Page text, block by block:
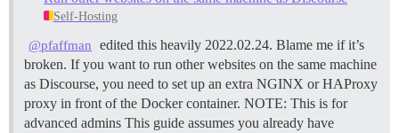
Self-Hosting
@pfaffman
edited this heavily 2022.02.24. Blame me if it’s
broken. If you want to run other websites on the same machine
as Discourse, you need to set up an extra NGINX or HAProxy
proxy in front of the Docker container. NOTE: This is for
advanced admins This guide assumes you already have